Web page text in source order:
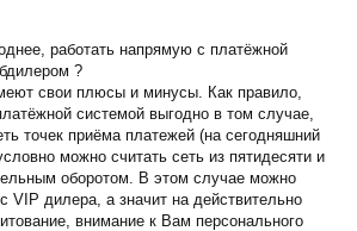
работать напрямую с платёжной
?
свои плюсы и минусы. Как правило,
системой выгодно в том случае,
точек приёма платежей (на сегодняшний
можно считать сеть из пятидесяти и
оборотом. В этом случае можно
VIP дилера, а значит на действительно
внимание к Вам персонального